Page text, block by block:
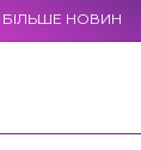
БІЛЬШЕ НОВИН